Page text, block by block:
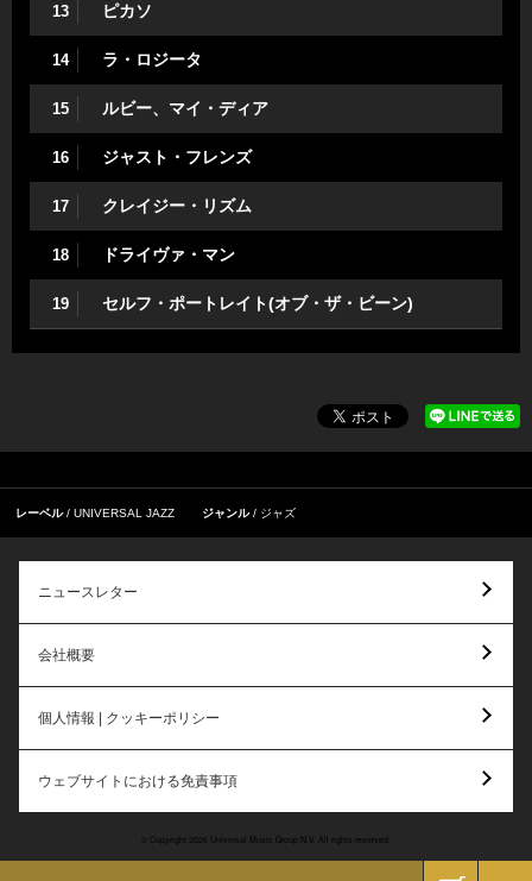
13 ピカソ
14 ラ・ロジータ
15 ルビー、マイ・ディア
16 ジャスト・フレンズ
17 クレイジー・リズム
18 ドライヴァ・マン
19 セルフ・ポートレイト(オブ・ザ・ビーン)
レーベル UNIVERSAL JAZZ ジャンル ジャズ
ニュースレター
会社概要
個人情報 | クッキーポリシー
ウェブサイトにおける免責事項
© Copyright 2026 Universal Music Group N.V. All rights reserved.